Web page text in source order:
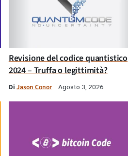
Revisione del codice quantistico
2024 – Truffa o legittimità?
Di Jason Conor Agosto 3, 2026